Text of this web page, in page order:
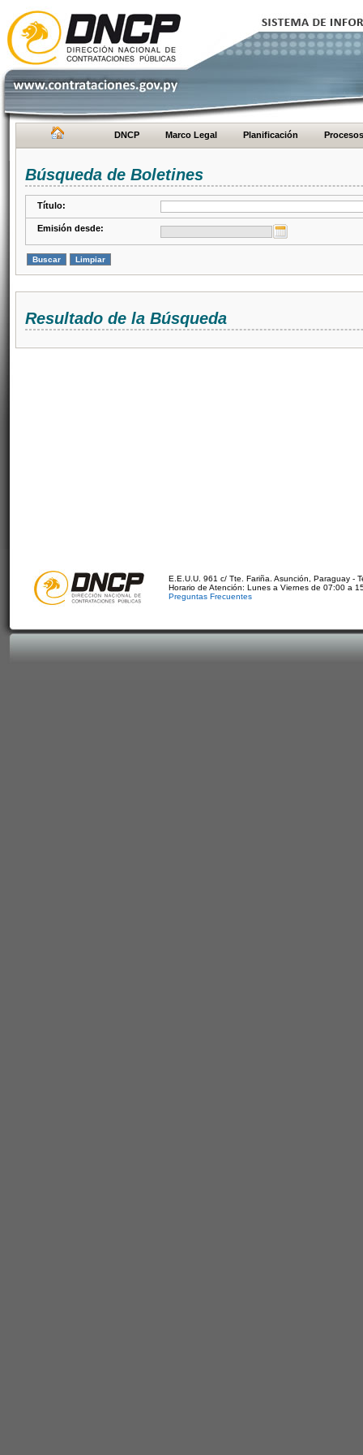
DNCP Marco Legal Planificación Procesos
Búsqueda de Boletines
Título:
Emisión desde:
Resultado de la Búsqueda
E.E.U.U. 961 c/ Tte. Fariña. Asunción, Paraguay -
Horario de Atención: Lunes a Viernes de 07:00 a
Preguntas Frecuentes